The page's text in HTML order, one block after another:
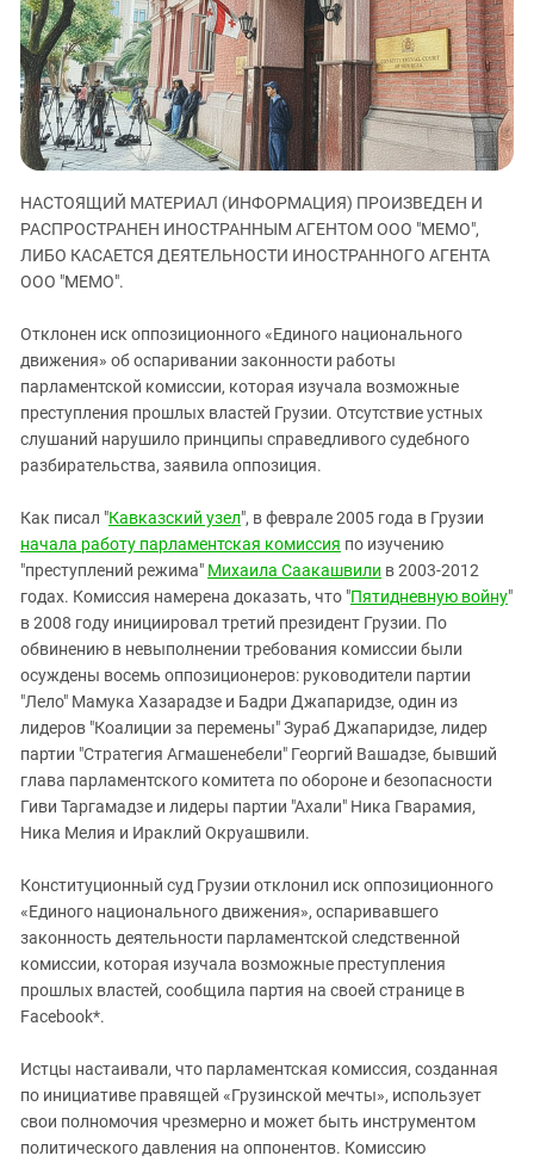
ЗАСТАВЛЯЕТ
КАВКАЗ ЗА ПАЛЕСТИНУ
ИНАКОМЫСЛИЕ В ЧЕЧНЕ
ПРЕСЛЕДОВАНИЕ АКТИВИСТОВ
МОБИЛИЗАЦИЯ И ПРОТЕСТЫ
Дагестан
Ингушетия
Кабардино-Балкария
Калмыкия
Карачаево-Черкесия
Краснодарский край
Российская Федерация
Северная Осетия - Алания
СКФО
Ставропольский край
Чечня
Южный Кавказ
ЮФО
НАСТОЯЩИЙ МАТЕРИАЛ (ИНФОРМАЦИЯ) ПРОИЗВЕДЕН И
РАСПРОСТРАНЕН ИНОСТРАННЫМ АГЕНТОМ ООО "МЕМО",
ЛИБО КАСАЕТСЯ ДЕЯТЕЛЬНОСТИ ИНОСТРАННОГО АГЕНТА
ООО "МЕМО".
Отклонен иск оппозиционного «Единого национального
движения» об оспаривании законности работы
парламентской комиссии, которая изучала возможные
преступления прошлых властей Грузии. Отсутствие устных
слушаний нарушило принципы справедливого судебного
разбирательства, заявила оппозиция.
Как писал "Кавказский узел", в феврале 2005 года в Грузии
начала работу парламентская комиссия по изучению
"преступлений режима" Михаила Саакашвили в 2003-2012
годах. Комиссия намерена доказать, что "Пятидневную войну"
в 2008 году инициировал третий президент Грузии. По
обвинению в невыполнении требования комиссии были
осуждены восемь оппозиционеров: руководители партии
"Лело" Мамука Хазарадзе и Бадри Джапаридзе, один из
лидеров "Коалиции за перемены" Зураб Джапаридзе, лидер
партии "Стратегия Агмашенебели" Георгий Вашадзе, бывший
глава парламентского комитета по обороне и безопасности
Гиви Таргамадзе и лидеры партии "Ахали" Ника Гварамия,
Ника Мелия и Ираклий Окруашвили.
Конституционный суд Грузии отклонил иск оппозиционного
«Единого национального движения», оспаривавшего
законность деятельности парламентской следственной
комиссии, которая изучала возможные преступления
прошлых властей, сообщила партия на своей странице в
Facebook*.
Истцы настаивали, что парламентская комиссия, созданная
по инициативе правящей «Грузинской мечты», использует
свои полномочия чрезмерно и может быть инструментом
политического давления на оппонентов. Комиссию